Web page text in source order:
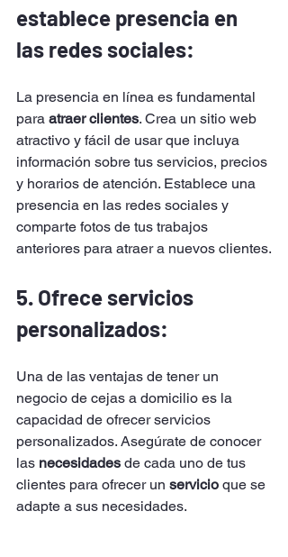
establece presencia en
las redes sociales:
La presencia en línea es fundamental
para atraer clientes. Crea un sitio web
atractivo y fácil de usar que incluya
información sobre tus servicios, precios
y horarios de atención. Establece una
presencia en las redes sociales y
comparte fotos de tus trabajos
anteriores para atraer a nuevos clientes.
5. Ofrece servicios
personalizados:
Una de las ventajas de tener un
negocio de cejas a domicilio es la
capacidad de ofrecer servicios
personalizados. Asegúrate de conocer
las necesidades de cada uno de tus
clientes para ofrecer un servicio que se
adapte a sus necesidades.